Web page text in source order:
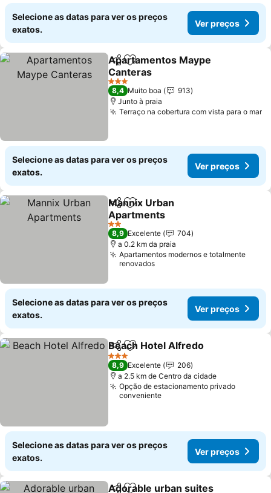
Selecione as datas para ver os preços
exatos.
Ver preços
PartilharAdicionar aos favoritos
Apartamentos Maype
Canteras
3 Estrelas
8,4 Muito boa
913
Junto à praia
Terraço na cobertura com vista para o mar
Selecione as datas para ver os preços
exatos.
Ver preços
PartilharAdicionar aos favoritos
Mannix Urban
Apartments
2 Estrelas
8,9 Excelente
704
a 0.2 km da praia
Apartamentos modernos e totalmente
renovados
Selecione as datas para ver os preços
exatos.
Ver preços
PartilharAdicionar aos favoritos
Beach Hotel Alfredo
3 Estrelas
8,9 Excelente
206
a 2.5 km de Centro da cidade
Opção de estacionamento privado
conveniente
Selecione as datas para ver os preços
exatos.
Ver preços
Adorable urban suites